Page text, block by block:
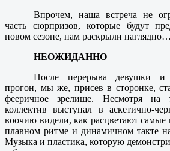
Впрочем, наша встреча не
часть сюрпризов, которые будут
новом сезоне, нам раскрыли наглядно…
НЕОЖИДАННО
После перерыва девушки
прогон, мы же, присев в сторонке,
фееричное зрелище. Несмотря
коллектив выступал в аскетично-
воочию видели, как расцветают
плавном ритме и динамичном такте
Музыка и пластика, которую